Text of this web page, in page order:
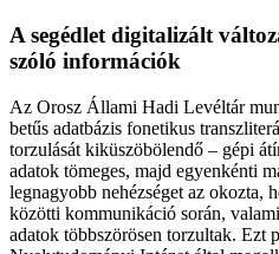
A segédlet digitalizált
szóló információk
Az Orosz Állami Hadi Levéltár
betűs adatbázis fonetikus
torzulását kiküszöbölendő – gépi
adatok tömeges, majd egyenkénti
legnagyobb nehézséget az okozta,
közötti kommunikáció során,
adatok többszörösen torzultak. Ezt